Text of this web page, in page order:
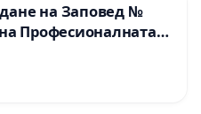
на Заповед №
Професионалната
технологии в
по икономика и